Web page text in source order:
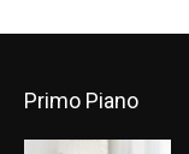
Primo Piano